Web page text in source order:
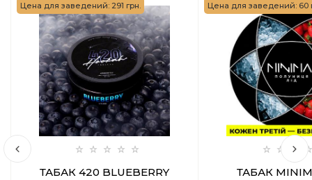
Цена для заведений: 291 грн.
ТАБАК 420 BLUEBERRY
Цена для заведений: 60
ТАБАК